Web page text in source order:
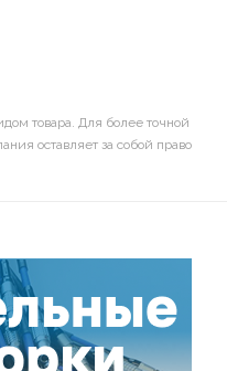
товара. Для более точной
оставляет за собой право